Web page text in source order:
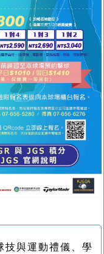
技與運動禮儀、學